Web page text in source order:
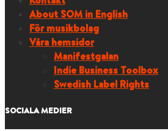
About SOM in English
För musikbolag
Våra hemsidor
Manifestgalan
Indie Business Toolbox
Swedish Label Rights
SOCIALA MEDIER